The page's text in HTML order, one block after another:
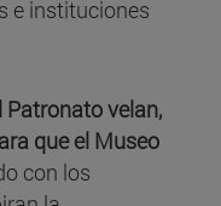
e instituciones
velan,
que el Museo
con los